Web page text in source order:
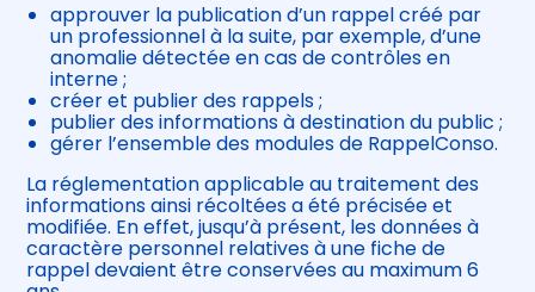
approuver la publication d’un rappel créé par
un professionnel à la suite, par exemple, d’une
anomalie détectée en cas de contrôles en
interne ;
créer et publier des rappels ;
publier des informations à destination du public ;
gérer l’ensemble des modules de RappelConso.
La réglementation applicable au traitement des
informations ainsi récoltées a été précisée et
modifiée. En effet, jusqu’à présent, les données à
caractère personnel relatives à une fiche de
rappel devaient être conservées au maximum 6